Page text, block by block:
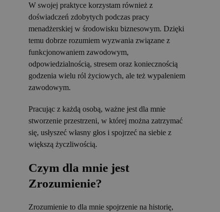
W swojej praktyce korzystam również z
doświadczeń zdobytych podczas pracy
menadżerskiej w środowisku biznesowym. Dzięki
temu dobrze rozumiem wyzwania związane z
funkcjonowaniem zawodowym,
odpowiedzialnością, stresem oraz koniecznością
godzenia wielu ról życiowych, ale też wypaleniem
zawodowym.
Pracując z każdą osobą, ważne jest dla mnie
stworzenie przestrzeni, w której można zatrzymać
się, usłyszeć własny głos i spojrzeć na siebie z
większą życzliwością.
Czym dla mnie jest
Zrozumienie?
Zrozumienie to dla mnie spojrzenie na historię,